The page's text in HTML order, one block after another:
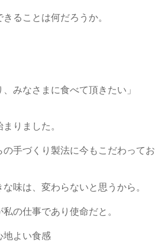
ることは何だろうか。
、みなさまに食べて頂きたい」
りました。
手づくり製法に今もこだわってお
味は、変わらないと思うから。
の仕事であり使命だと。
地よい食感